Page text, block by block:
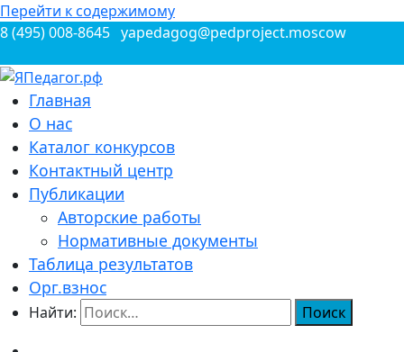
Перейти к содержимому
8 (495) 008-8645 yapedagog@pedproject.moscow
ЯПедагог.рф
Всероссийские конкурсы для педагогов
Главная
О нас
Каталог конкурсов
Контактный центр
Публикации
Авторские работы
Нормативные документы
Таблица результатов
Орг.взнос
Найти: